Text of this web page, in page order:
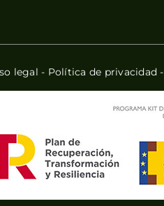
legal - Política de privacidad-